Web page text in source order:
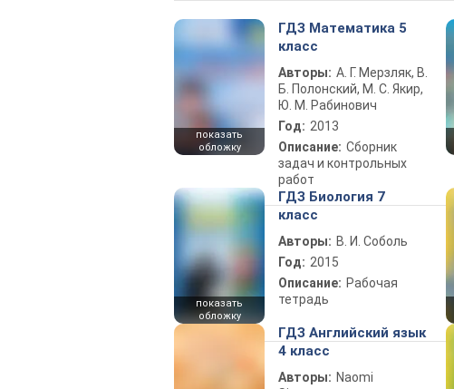
показать
обложку
ГДЗ Математика 5
класс
Авторы: А. Г. Мерзляк, В.
Б. Полонский, М. С. Якир,
Ю. М. Рабинович
Год: 2013
Описание: Сборник
задач и контрольных
работ
показать
обложку
ГДЗ Биология 7
класс
Авторы: В. И. Соболь
Год: 2015
Описание: Рабочая
тетрадь
ГДЗ Английский язык
4 класс
Авторы: Naomi